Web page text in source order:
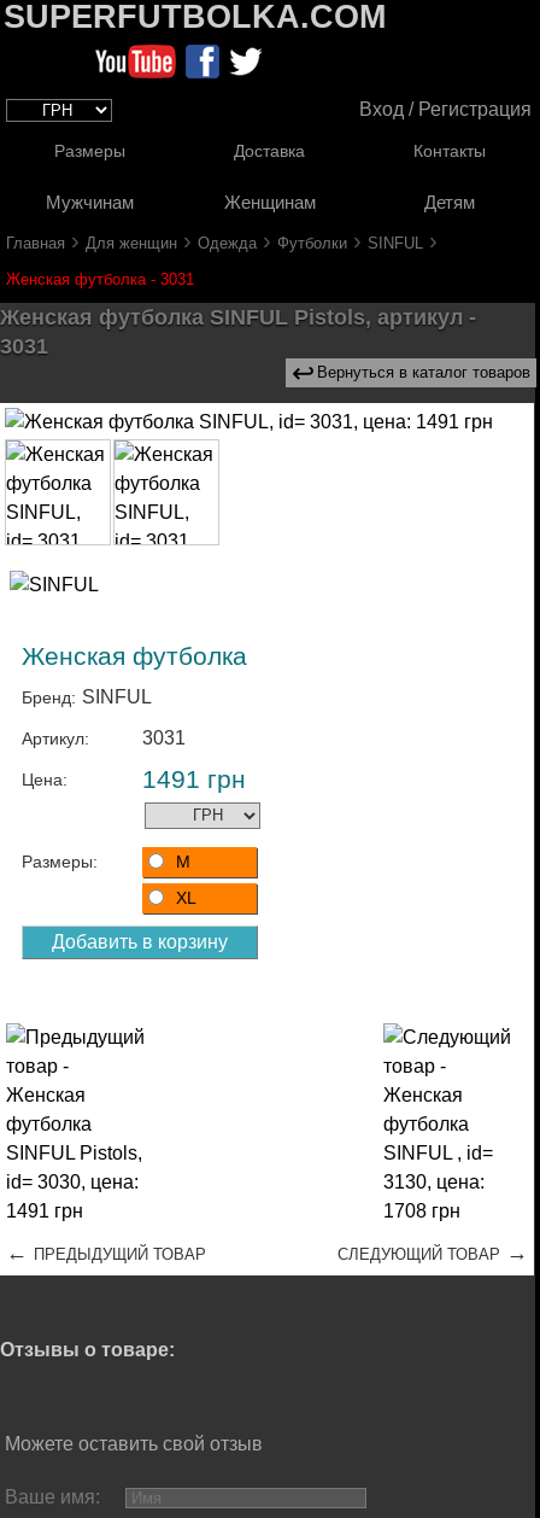
SUPERFUTBOLKA.COM
Вход / Регистрация
Размеры Доставка Контакты
Мужчинам Женщинам Детям
Главная › Для женщин › Одежда › Футболки › SINFUL ›
Женская футболка - 3031
Женская футболка SINFUL Pistols, артикул -
3031
↩ Вернуться в каталог товаров
Женская футболка
Бренд: SINFUL
Артикул: 3031
Цена: 1491 грн
Размеры:
M
XL
← ПРЕДЫДУЩИЙ ТОВАР СЛЕДУЮЩИЙ ТОВАР →
Отзывы о товаре:
Можете оставить свой отзыв
Ваше имя: